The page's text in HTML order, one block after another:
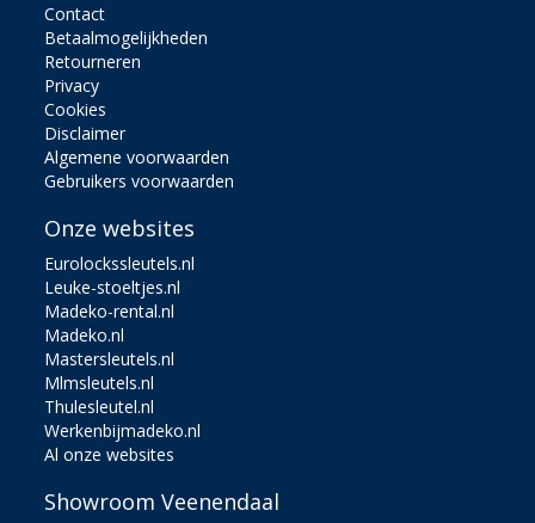
Contact
Betaalmogelijkheden
Retourneren
Privacy
Cookies
Disclaimer
Algemene voorwaarden
Gebruikers voorwaarden
Onze websites
Eurolockssleutels.nl
Leuke-stoeltjes.nl
Madeko-rental.nl
Madeko.nl
Mastersleutels.nl
Mlmsleutels.nl
Thulesleutel.nl
Werkenbijmadeko.nl
Al onze websites
Showroom Veenendaal